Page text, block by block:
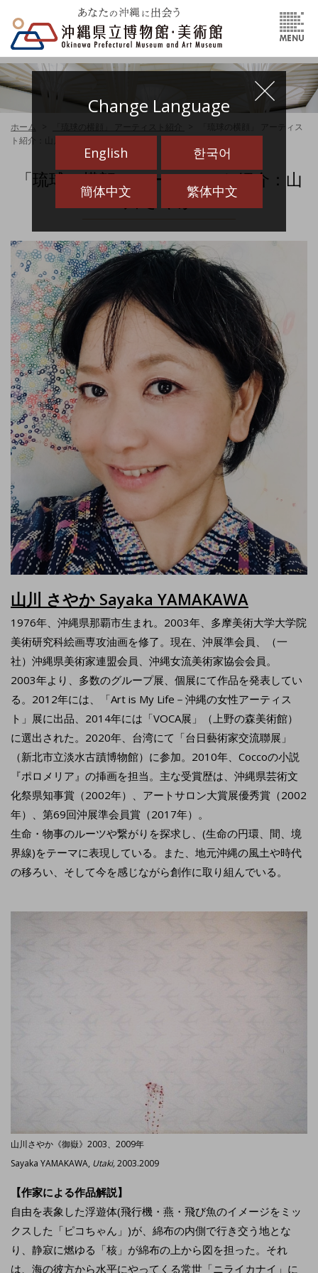
Change Language
English 한국어
簡体中文 繁体中文
ホーム
「琉球の横顔」 アーティス
ト紹介：山川 さやか
「琉球の横顔」 アーティスト紹介：山
川 さやか
山川 さやか Sayaka YAMAKAWA
1976年、沖縄県那覇市生まれ。2003年、多摩美術大学大学院
美術研究科絵画専攻油画を修了。現在、沖展準会員、（一
社）沖縄県美術家連盟会員、沖縄女流美術家協会会員。
2003年より、多数のグループ展、個展にて作品を発表してい
る。2012年には、「Art is My Life－沖縄の女性アーティス
ト」展に出品、2014年には「VOCA展」（上野の森美術館）
に選出された。2020年、台湾にて「台日藝術家交流聯展」
（新北市立淡水古蹟博物館）に参加。2010年、Coccoの小説
『ポロメリア』の挿画を担当。主な受賞歴は、沖縄県芸術文
化祭県知事賞（2002年）、アートサロン大賞展優秀賞（2002
年）、第69回沖展準会員賞（2017年）。
生命・物事のルーツや繋がりを探求し、(生命の円環、間、境
界線)をテーマに表現している。また、地元沖縄の風土や時代
の移ろい、そして今を感じながら創作に取り組んでいる。
山川さやか《御嶽》2003、2009年
Sayaka YAMAKAWA, Utaki,2003.2009
【作家による作品解説】
自由を表象した浮遊体(飛行機・燕・飛び魚のイメージをミッ
クスした「ピコちゃん」)が、綿布の内側で行き交う地とな
り、静寂に燃ゆる「核」が綿布の上から図を担った。それ
は、海の彼方から水平にやってくる常世「ニライカナイ」に